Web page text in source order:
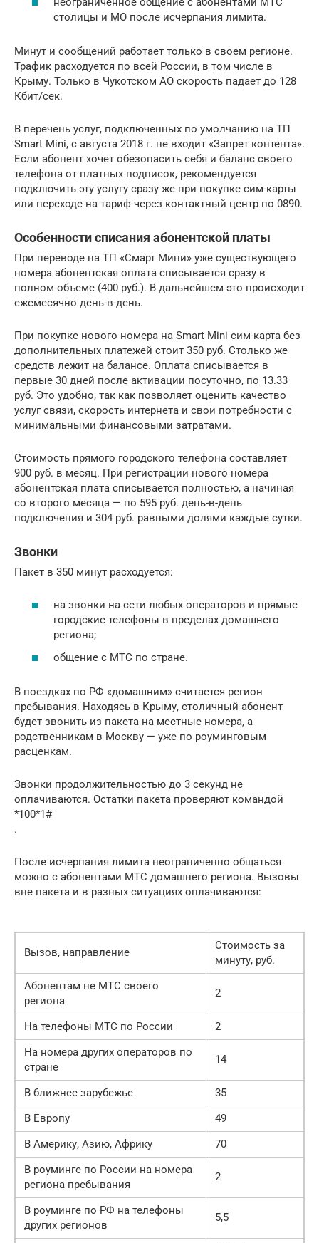
столицы и МО после исчерпания лимита.
Минут и сообщений работает только в своем регионе.
Трафик расходуется по всей России, в том числе в
Крыму. Только в Чукотском АО скорость падает до 128
Кбит/сек.
В перечень услуг, подключенных по умолчанию на ТП
Smart Mini, с августа 2018 г. не входит «Запрет контента».
Если абонент хочет обезопасить себя и баланс своего
телефона от платных подписок, рекомендуется
подключить эту услугу сразу же при покупке сим-карты
или переходе на тариф через контактный центр по 0890.
Особенности списания абонентской платы
При переводе на ТП «Смарт Мини» уже существующего
номера абонентская оплата списывается сразу в
полном объеме (400 руб.). В дальнейшем это происходит
ежемесячно день-в-день.
При покупке нового номера на Smart Mini сим-карта без
дополнительных платежей стоит 350 руб. Столько же
средств лежит на балансе. Оплата списывается в
первые 30 дней после активации посуточно, по 13.33
руб. Это удобно, так как позволяет оценить качество
услуг связи, скорость интернета и свои потребности с
минимальными финансовыми затратами.
Стоимость прямого городского телефона составляет
900 руб. в месяц. При регистрации нового номера
абонентская плата списывается полностью, а начиная
со второго месяца — по 595 руб. день-в-день
подключения и 304 руб. равными долями каждые сутки.
Звонки
Пакет в 350 минут расходуется:
на звонки на сети любых операторов и прямые
городские телефоны в пределах домашнего
региона;
общение с МТС по стране.
В поездках по РФ «домашним» считается регион
пребывания. Находясь в Крыму, столичный абонент
будет звонить из пакета на местные номера, а
родственникам в Москву — уже по роуминговым
расценкам.
Звонки продолжительностью до 3 секунд не
оплачиваются. Остатки пакета проверяют командой
*100*1#
.
После исчерпания лимита неограниченно общаться
можно с абонентами МТС домашнего региона. Вызовы
вне пакета и в разных ситуациях оплачиваются:
Вызов, направление
Стоимость за
минуту, руб.
Абонентам не МТС своего
региона
2
На телефоны МТС по России
2
На номера других операторов по
стране
14
В ближнее зарубежье
35
В Европу
49
В Америку, Азию, Африку
70
В роуминге по России на номера
региона пребывания
2
В роуминге по РФ на телефоны
других регионов
5,5